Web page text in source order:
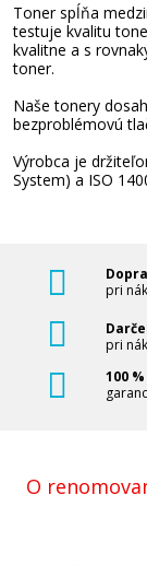
Toner spĺňa
testuje kvalitu
kvalitne a s
toner.
Naše tonery
bezproblémovú
Výrobca je
System) a ISO
pri
pri
100
O